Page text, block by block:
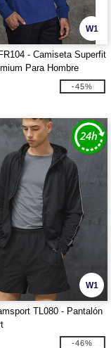
W1
- Camiseta Superfit
Para Hombre
-45%
W1
TL080 - Pantalón
-46%